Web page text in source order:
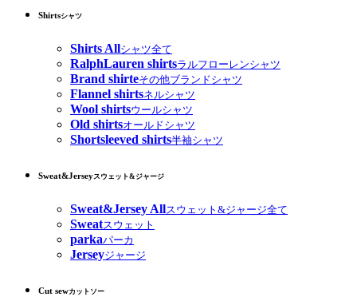
Shirtsシャツ
Shirts Allシャツ全て
RalphLauren shirtsラルフローレンシャツ
Brand shirteその他ブランドシャツ
Flannel shirtsネルシャツ
Wool shirtsウールシャツ
Old shirtsオールドシャツ
Shortsleeved shirts半袖シャツ
Sweat&Jerseyスウェット&ジャージ
Sweat&Jersey Allスウェット&ジャージ全て
Sweatスウェット
parkaパーカ
Jerseyジャージ
Cut sewカットソー